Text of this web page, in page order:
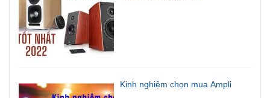
Kinh nghiệm chọn mua Ampli